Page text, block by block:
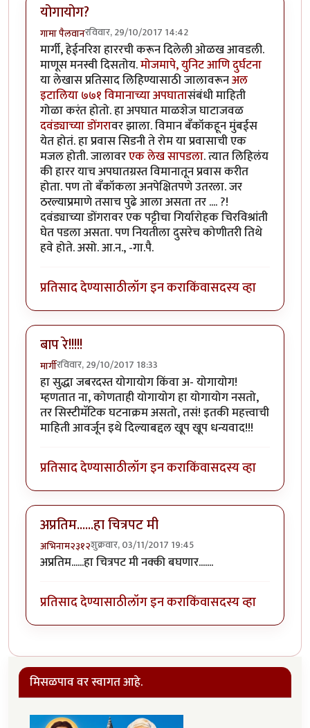
योगायोग?
गामा पैलवानरविवार, 29/10/2017 14:42
मार्गी, हेईनरिश हाररची करून दिलेली ओळख आवडली.
माणूस मनस्वी दिसतोय.मोजमापे, युनिट आणि दुर्घटना
या लेखास प्रतिसाद लिहिण्यासाठी जालावरूनअल
इटालिया ७७१ विमानाच्या अपघातासंबंधी माहिती
गोळा करंत होतो. हा अपघात माळशेज घाटाजवळ
दवंड्याच्या डोंगरावर झाला. विमान बँकॉकहून मुंबईस
येत होतं. हा प्रवास सिडनी ते रोम या प्रवासाची एक
मजल होती. जालावरएक लेख सापडला. त्यात लिहिलंय
की हारर याच अपघातग्रस्त विमानातून प्रवास करीत
होता. पण तो बँकॉकला अनपेक्षितपणे उतरला. जर
ठरल्याप्रमाणे तसाच पुढे आला असता तर .... ?!
दवंड्याच्या डोंगरावर एक पट्टीचा गिर्यारोहक चिरविश्रांती
घेत पडला असता. पण नियतीला दुसरेच कोणीतरी तिथे
हवे होते. असो. आ.न., -गा.पै.
प्रतिसाद देण्यासाठीलॉग इन कराकिंवासदस्य व्हा
बाप रे!!!!!
मार्गीरविवार, 29/10/2017 18:33
हा सुद्धा जबरदस्त योगायोग किंवा अ- योगायोग!
म्हणतात ना, कोणताही योगायोग हा योगायोग नसतो,
तर सिस्टीमॅटिक घटनाक्रम असतो, तसं! इतकी महत्त्वाची
माहिती आवर्जून इथे दिल्याबद्दल खूप खूप धन्यवाद!!!
प्रतिसाद देण्यासाठीलॉग इन कराकिंवासदस्य व्हा
अप्रतिम......हा चित्रपट मी
अभिनाम२३१२शुक्रवार, 03/11/2017 19:45
अप्रतिम......हा चित्रपट मी नक्की बघणार.......
प्रतिसाद देण्यासाठीलॉग इन कराकिंवासदस्य व्हा
मिसळपाव वर स्वागत आहे.